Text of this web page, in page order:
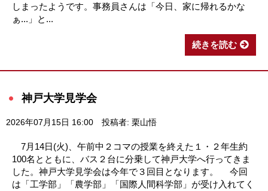
しまったようです。事務員さんは「今日、家に帰れるかな
ぁ...」と...
続きを読む
神戸大学見学会
2026年07月15日 16:00 投稿者: 栗山悟
7月14日(火)、午前中２コマの授業を終えた１・２年生約
100名とともに、バス２台に分乗して神戸大学へ行ってきま
した。神戸大学見学会は今年で３回目となります。 今回
は「工学部」「農学部」「国際人間科学部」が受け入れてく